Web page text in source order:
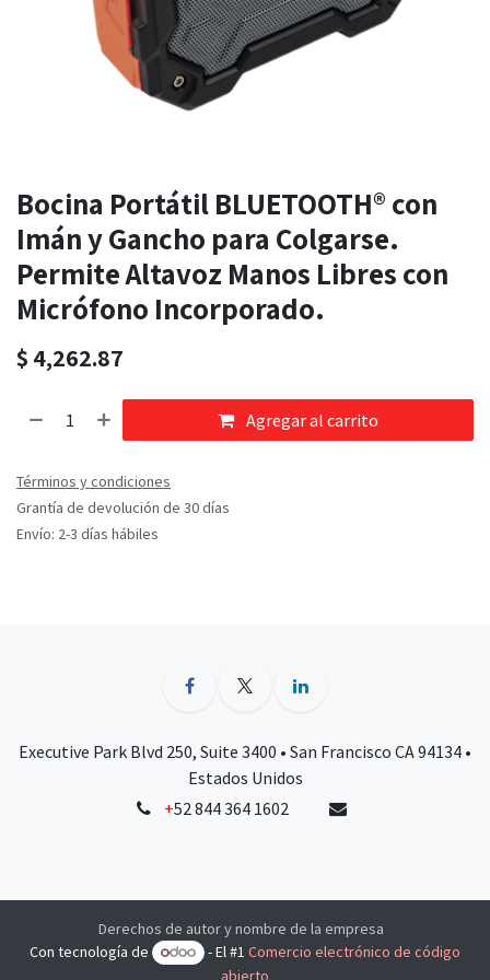
Bocina Portátil BLUETOOTH® con
Imán y Gancho para Colgarse.
Permite Altavoz Manos Libres con
Micrófono Incorporado.
$ 4,262.87
Agregar al carrito
Términos y condiciones
Grantía de devolución de 30 días
Envío: 2-3 días hábiles
Executive Park Blvd 250, Suite 3400 • San Francisco CA 94134 •
Estados Unidos
+52 844 364 1602
Derechos de autor y nombre de la empresa
Con tecnología de
- El #1Comercio electrónico de código
abierto